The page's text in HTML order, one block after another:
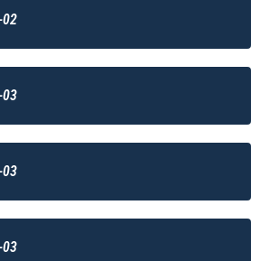
02
03
03
03